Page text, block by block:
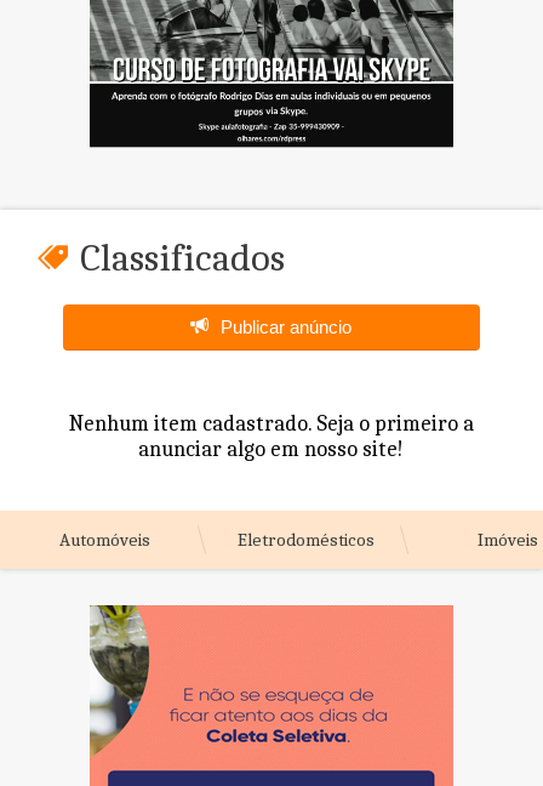
Classificados
Publicar anúncio
Nenhum item cadastrado. Seja o primeiro a
anunciar algo em nosso site!
Automóveis Eletrodomésticos Imóveis